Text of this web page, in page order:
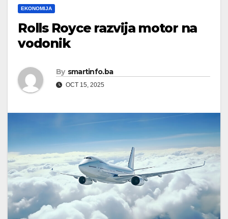
EKONOMIJA
Rolls Royce razvija motor na
vodonik
By smartinfo.ba
OCT 15, 2025